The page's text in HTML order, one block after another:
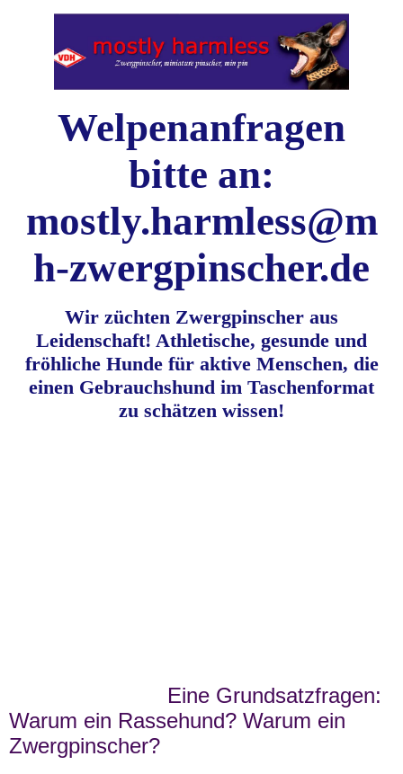
Welpenanfragen
bitte an:
mostly.harmless@m
h-zwergpinscher.de
Wir züchten Zwergpinscher aus
Leidenschaft! Athletische, gesunde und
fröhliche Hunde für aktive Menschen, die
einen Gebrauchshund im Taschenformat
zu schätzen wissen!
Eine Grundsatzfragen:
Warum ein Rassehund? Warum ein
Zwergpinscher?